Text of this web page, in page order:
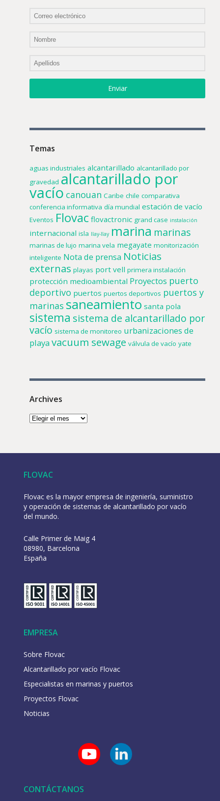
Enviar
Temas
aguas industriales alcantarillado alcantarillado por
gravedad alcantarillado por
vacío canouan Caribe chile comparativa
conferencia informativa día mundial estación de vacío
Eventos Flovac flovactronic grand case instalación
internacional isla llay-llay marina marinas
marinas de lujo marina vela megayate monitorización
inteligente Nota de prensa Noticias
externas playas port vell primera instalación
protección medioambiental Proyectos puerto
deportivo puertos puertos deportivos puertos y
marinas saneamiento santa pola
sistema sistema de alcantarillado por
vacío sistema de monitoreo urbanizaciones de
playavacuum sewage válvula de vacío yate
Archives
FLOVAC
Flovac es la mayor empresa de ingeniería, suministro
y operación de sistemas de alcantarillado por vacío
del mundo.
Calle Primer de Maig 4
08980, Barcelona
España
EMPRESA
Sobre Flovac
Alcantarillado por vacío Flovac
Especialistas en marinas y puertos
Proyectos Flovac
Noticias
CONTÁCTANOS